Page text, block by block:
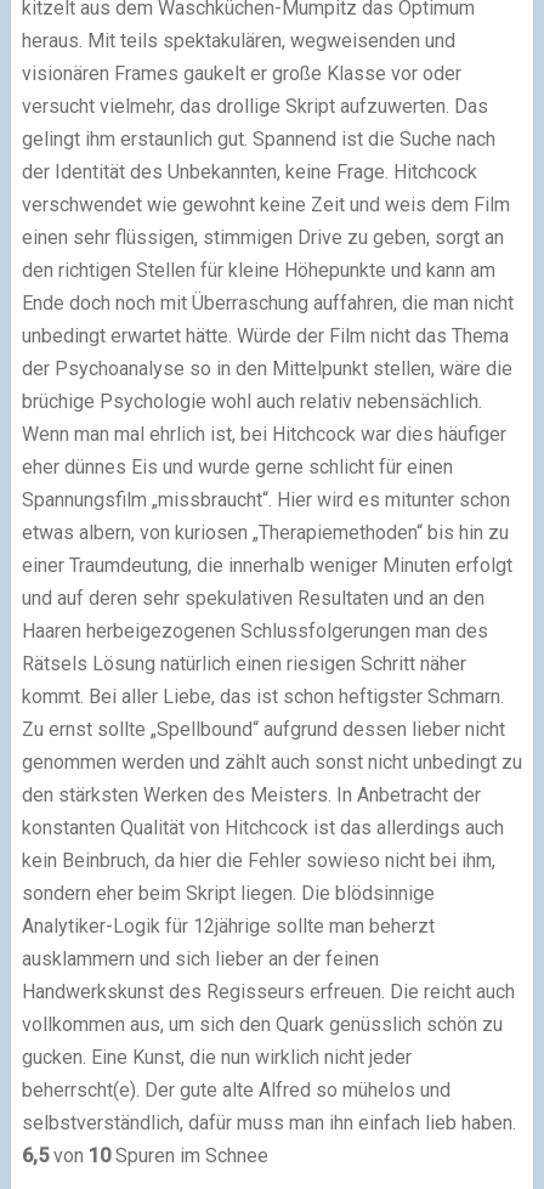
kitzelt aus dem Waschküchen-Mumpitz das Optimum
heraus. Mit teils spektakulären, wegweisenden und
visionären Frames gaukelt er große Klasse vor oder
versucht vielmehr, das drollige Skript aufzuwerten. Das
gelingt ihm erstaunlich gut. Spannend ist die Suche nach
der Identität des Unbekannten, keine Frage. Hitchcock
verschwendet wie gewohnt keine Zeit und weis dem Film
einen sehr flüssigen, stimmigen Drive zu geben, sorgt an
den richtigen Stellen für kleine Höhepunkte und kann am
Ende doch noch mit Überraschung auffahren, die man nicht
unbedingt erwartet hätte. Würde der Film nicht das Thema
der Psychoanalyse so in den Mittelpunkt stellen, wäre die
brüchige Psychologie wohl auch relativ nebensächlich.
Wenn man mal ehrlich ist, bei Hitchcock war dies häufiger
eher dünnes Eis und wurde gerne schlicht für einen
Spannungsfilm „missbraucht“. Hier wird es mitunter schon
etwas albern, von kuriosen „Therapiemethoden“ bis hin zu
einer Traumdeutung, die innerhalb weniger Minuten erfolgt
und auf deren sehr spekulativen Resultaten und an den
Haaren herbeigezogenen Schlussfolgerungen man des
Rätsels Lösung natürlich einen riesigen Schritt näher
kommt. Bei aller Liebe, das ist schon heftigster Schmarn.
Zu ernst sollte „Spellbound“ aufgrund dessen lieber nicht
genommen werden und zählt auch sonst nicht unbedingt zu
den stärksten Werken des Meisters. In Anbetracht der
konstanten Qualität von Hitchcock ist das allerdings auch
kein Beinbruch, da hier die Fehler sowieso nicht bei ihm,
sondern eher beim Skript liegen. Die blödsinnige
Analytiker-Logik für 12jährige sollte man beherzt
ausklammern und sich lieber an der feinen
Handwerkskunst des Regisseurs erfreuen. Die reicht auch
vollkommen aus, um sich den Quark genüsslich schön zu
gucken. Eine Kunst, die nun wirklich nicht jeder
beherrscht(e). Der gute alte Alfred so mühelos und
selbstverständlich, dafür muss man ihn einfach lieb haben.
6,5von 10Spuren im Schnee